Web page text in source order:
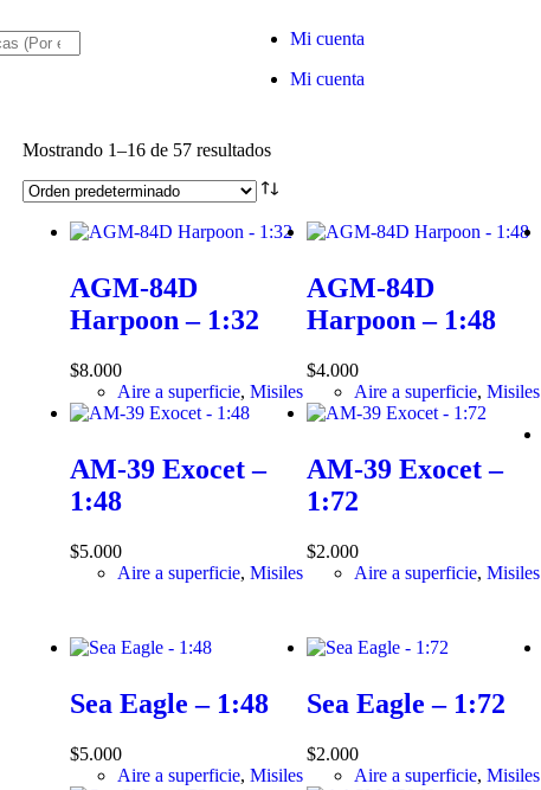
Mi cuenta
Mi cuenta
Mostrando 1–16 de 57 resultados
AGM-84D
Harpoon – 1:32
$8.000
Aire a superficie, Misiles
AGM-84D
Harpoon – 1:48
$4.000
Aire a superficie, Misiles
AM-39 Exocet –
1:48
$5.000
Aire a superficie, Misiles
AM-39 Exocet –
1:72
$2.000
Aire a superficie, Misiles
Sea Eagle – 1:48
$5.000
Aire a superficie, Misiles
Sea Eagle – 1:72
$2.000
Aire a superficie, Misiles